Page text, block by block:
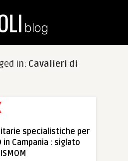
in: Cavalieri di
specialistiche per
in Campania : siglato